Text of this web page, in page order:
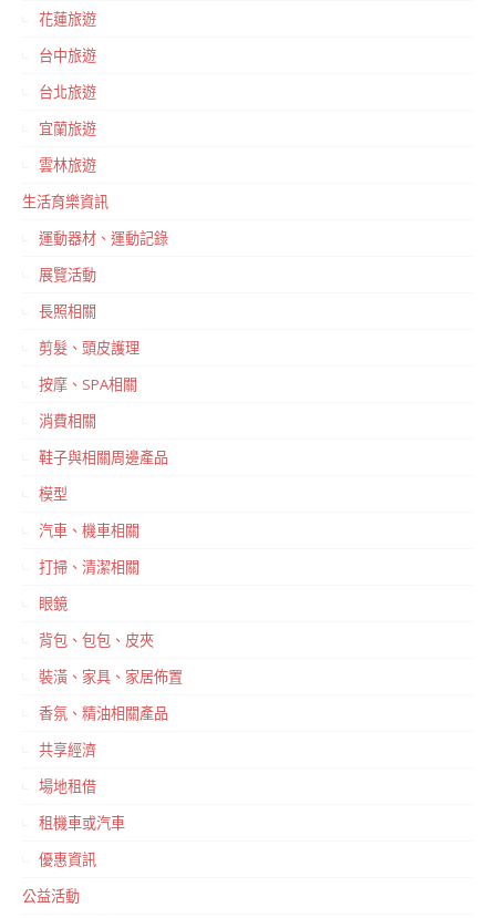
花蓮旅遊
台中旅遊
台北旅遊
宜蘭旅遊
雲林旅遊
生活育樂資訊
運動器材、運動記錄
展覽活動
長照相關
剪髮、頭皮護理
按摩、SPA相關
消費相關
鞋子與相關周邊產品
模型
汽車、機車相關
打掃、清潔相關
眼鏡
背包、包包、皮夾
裝潢、家具、家居佈置
香氛、精油相關產品
共享經濟
場地租借
租機車或汽車
優惠資訊
公益活動